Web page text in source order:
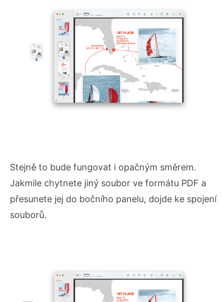
Stejně to bude fungovat i opačným směrem.
Jakmile chytnete jiný soubor ve formátu PDF a
přesunete jej do bočního panelu, dojde ke spojení
souborů.